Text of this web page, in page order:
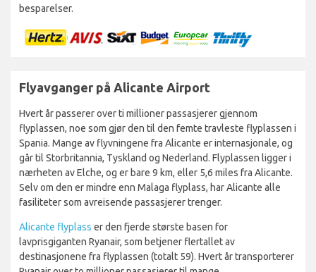
besparelser.
Flyavganger på Alicante Airport
Hvert år passerer over ti millioner passasjerer gjennom
flyplassen, noe som gjør den til den femte travleste flyplassen i
Spania. Mange av flyvningene fra Alicante er internasjonale, og
går til Storbritannia, Tyskland og Nederland. Flyplassen ligger i
nærheten av Elche, og er bare 9 km, eller 5,6 miles fra Alicante.
Selv om den er mindre enn Malaga flyplass, har Alicante alle
fasiliteter som avreisende passasjerer trenger.
Alicante flyplass er den fjerde største basen for
lavprisgiganten Ryanair, som betjener flertallet av
destinasjonene fra flyplassen (totalt 59). Hvert år transporterer